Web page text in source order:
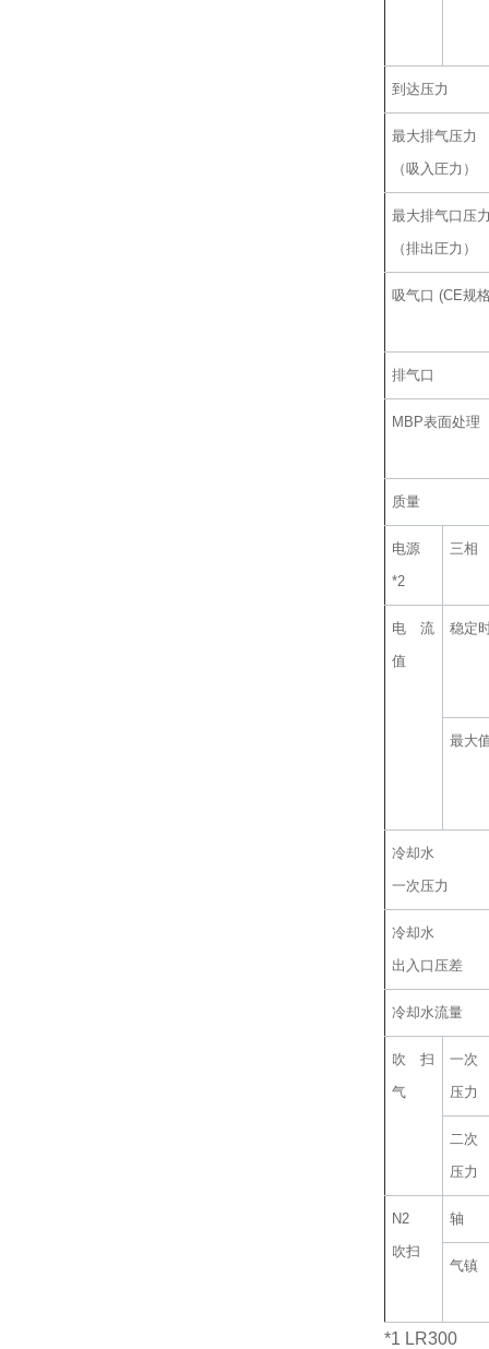
到达压力
最大排气压力
（吸入圧力）
最大排气口压
（排出圧力）
吸气口 (CE规
排气口
MBP表面处理
质量
电源
*2
三相
电流
值
稳定
最大
冷却水
一次压力
冷却水
出入口压差
冷却水流量
吹扫
气
一次
压力
二次
压力
N2
吹扫
轴
气镇
*1 LR300